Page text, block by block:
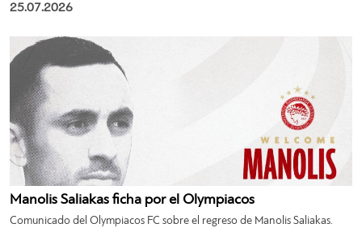
25.07.2026
Manolis Saliakas ficha por el Olympiacos
Comunicado del Olympiacos FC sobre el regreso de Manolis Saliakas.